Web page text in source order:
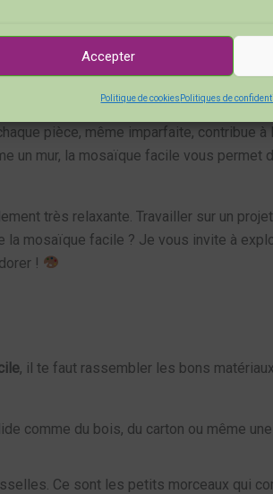
Accepter
Politique de cookies Politiques de
ou de briser des matériaux en
ludique d’exprimer votre
pièce, même imparfaite, contribue
un mur, la mosaïque facile vous
très relaxante. Travailler sur un
la mosaïque facile ? Je vous invite à
!
, il te faut rassembler les bons
comme du bois, du carton ou même
Ce sont les petits morceaux qui